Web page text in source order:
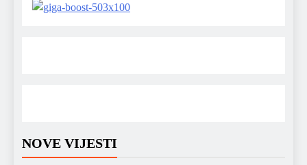
NOVE VIJESTI